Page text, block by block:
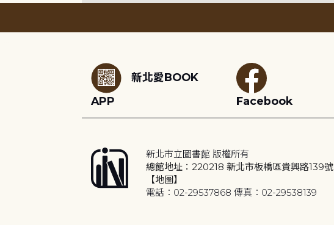
新北愛BOOK
APP
Facebook
新北市立圖書館 版權所有
總館地址：220218 新北市板橋區貴興路139號
【地圖】
電話：02-29537868 傳真：02-29538139